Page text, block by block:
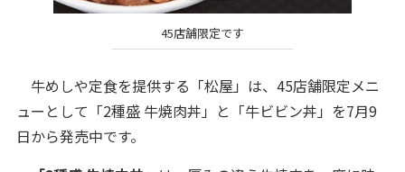
45店舗限定です
牛めしや定食を提供する「松屋」は、45店舗限定メニ
ューとして「2種盛 牛焼肉丼」と「牛ビビン丼」を7月9
日から発売中です。